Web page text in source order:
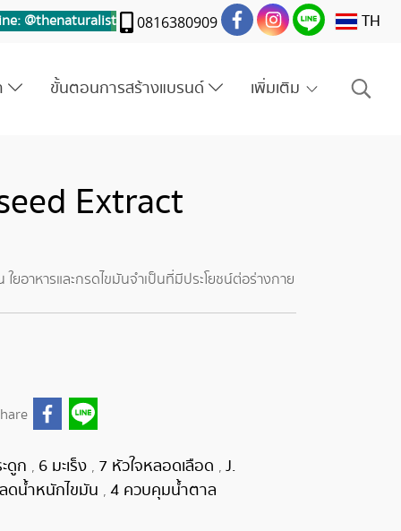
@thenaturalist 0816380909 TH
ขั้นตอนการสร้างแบรนด์ เพิ่มเติม
Extract
ยอาหารและกรดไขมันจำเป็นที่มีประโยชน์ต่อร่างกาย
ดูก , 6 มะเร็ง , 7 หัวใจหลอดเลือด , J.
ดน้ำหนักไขมัน , 4 ควบคุมน้ำตาล